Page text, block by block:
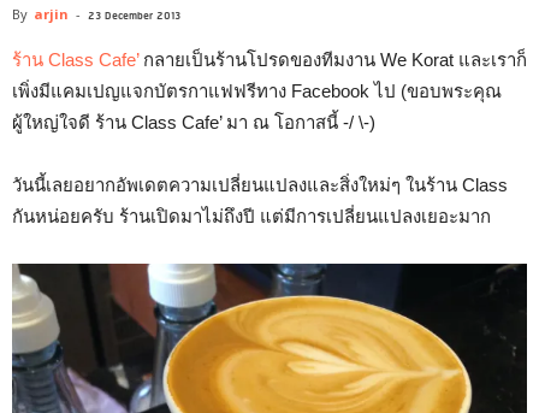
By arjin - 23 December 2013
ร้าน Class Cafe’กลายเป็นร้านโปรดของทีมงาน We Korat และเราก็
เพิ่งมีแคมเปญแจกบัตรกาแฟฟรีทาง Facebook ไป (ขอบพระคุณ
ผู้ใหญ่ใจดี ร้าน Class Cafe’ มา ณ โอกาสนี้ -/ \-)
วันนี้เลยอยากอัพเดตความเปลี่ยนแปลงและสิ่งใหม่ๆ ในร้าน Class
กันหน่อยครับ ร้านเปิดมาไม่ถึงปี แต่มีการเปลี่ยนแปลงเยอะมาก